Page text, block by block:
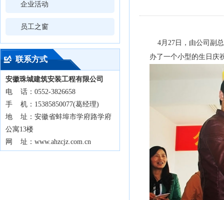
企业活动
员工之窗
联系方式
安徽珠城建筑安装工程有限公司
电 话：0552-3826658
手 机：15385850077(葛经理)
地 址：安徽省蚌埠市学府路学府
公寓13楼
网 址：www.ahzcjz.com.cn
4月27日，由公司副
办了一个小型的生日庆